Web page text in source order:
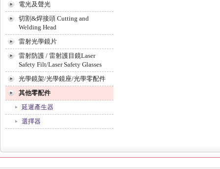
電光及聲光
切割&焊接頭 Cutting and
Welding Head
雷射光學鏡片
雷射防護 / 雷射護目鏡Laser
Safety Filt/Laser Safety Glasses
光學鏡架/光學鏡座/光學零配件
其他零配件
延遲產生器
選擇器